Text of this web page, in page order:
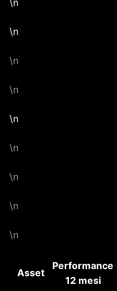
\n
\n
\n
\n
\n
\n
\n
\n
\n
Asset
Performance
12 mesi